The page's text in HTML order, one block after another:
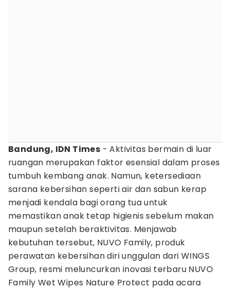
Bandung, IDN Times - Aktivitas bermain di luar
ruangan merupakan faktor esensial dalam proses
tumbuh kembang anak. Namun, ketersediaan
sarana kebersihan seperti air dan sabun kerap
menjadi kendala bagi orang tua untuk
memastikan anak tetap higienis sebelum makan
maupun setelah beraktivitas. Menjawab
kebutuhan tersebut, NUVO Family, produk
perawatan kebersihan diri unggulan dari WINGS
Group, resmi meluncurkan inovasi terbaru NUVO
Family Wet Wipes Nature Protect pada acara